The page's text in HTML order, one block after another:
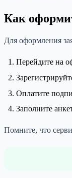
Как
Для оформления
Перейдите на
Оплатите
Заполните
Помните, что